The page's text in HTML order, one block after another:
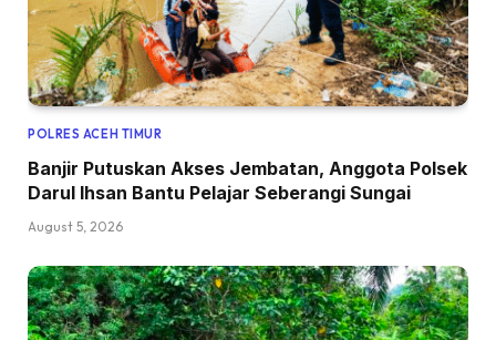
POLRES ACEH TIMUR
Banjir Putuskan Akses Jembatan, Anggota Polsek
Darul Ihsan Bantu Pelajar Seberangi Sungai
August 5, 2026